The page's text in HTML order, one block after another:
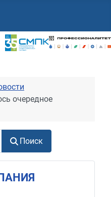
очередное
Поиск